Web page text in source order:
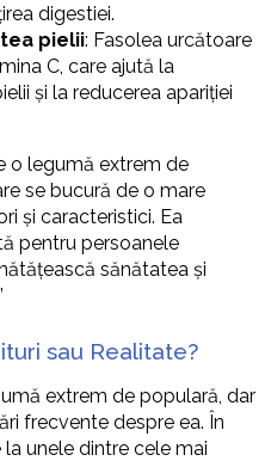
digestiei.
pielii: Fasolea urcătoare
C, care ajută la
și la reducerea apariției
o legumă extrem de
se bucură de o mare
și caracteristici. Ea
pentru persoanele
sănătatea și
sau Realitate?
extrem de populară, dar
frecvente despre ea. În
unele dintre cele mai